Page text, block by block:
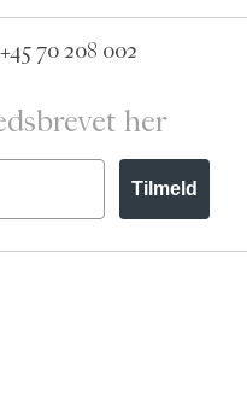
+45 70 208 002
her
Tilmeld